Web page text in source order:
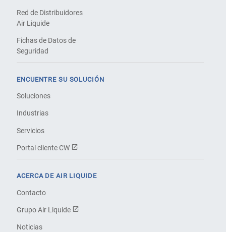
Red de Distribuidores
Air Liquide
Fichas de Datos de
Seguridad
ENCUENTRE SU SOLUCIÓN
Soluciones
Industrias
Servicios
Portal cliente CW
ACERCA DE AIR LIQUIDE
Contacto
Grupo Air Liquide
Noticias